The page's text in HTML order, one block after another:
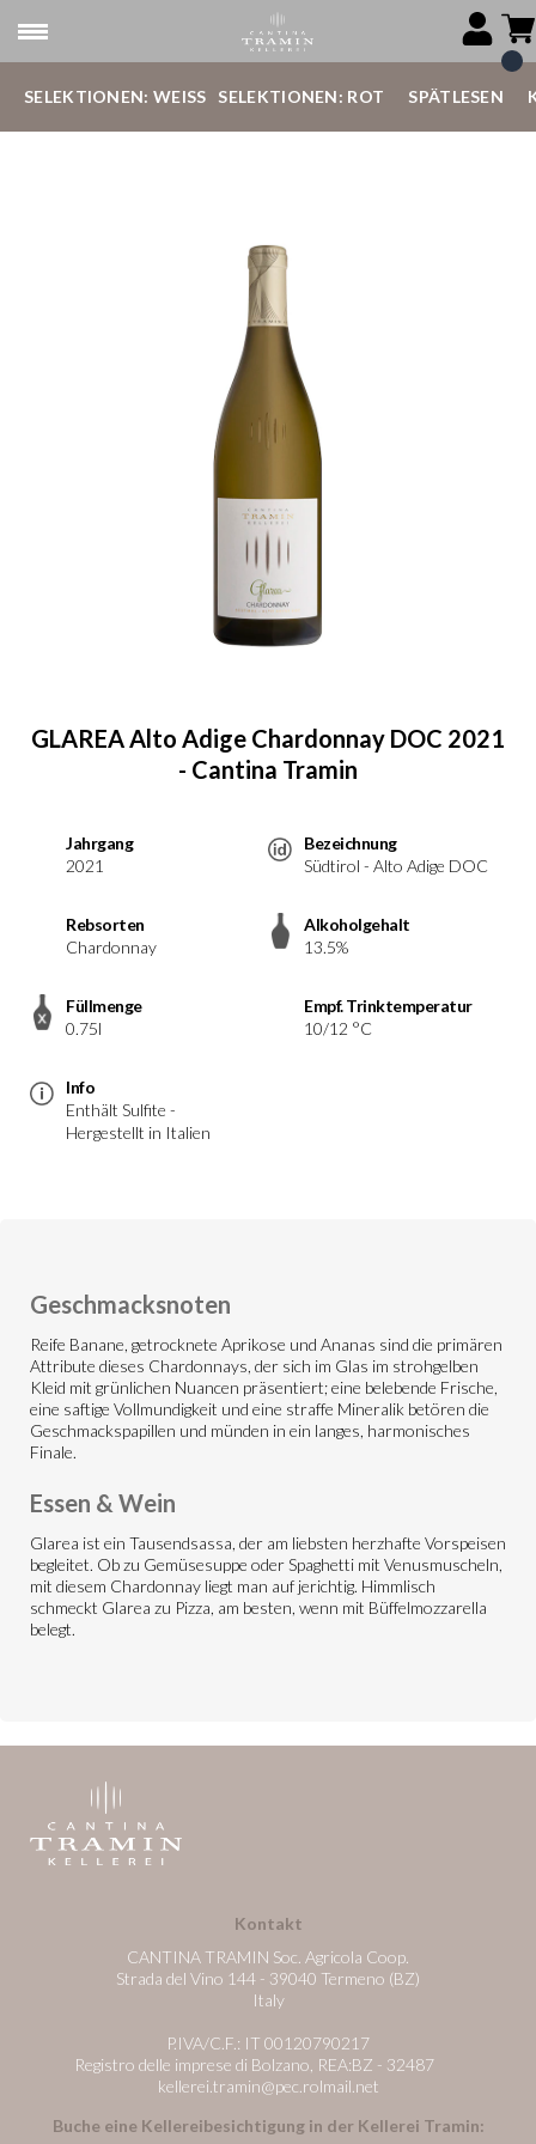
SELEKTIONEN: WEISS SELEKTIONEN: ROT SPÄTLESEN
GLAREA Alto Adige Chardonnay DOC 2021
- Cantina Tramin
Jahrgang
2021
Bezeichnung
Südtirol - Alto Adige DOC
Rebsorten
Chardonnay
Alkoholgehalt
13.5%
Füllmenge
0.75l
Empf. Trinktemperatur
10/12 °C
Info
Enthält Sulfite -
Hergestellt in Italien
Geschmacksnoten
Reife Banane, getrocknete Aprikose und Ananas sind die primären
Attribute dieses Chardonnays, der sich im Glas im strohgelben
Kleid mit grünlichen Nuancen präsentiert; eine belebende Frische,
eine saftige Vollmundigkeit und eine straffe Mineralik betören die
Geschmackspapillen und münden in ein langes, harmonisches
Finale.
Essen & Wein
Glarea ist ein Tausendsassa, der am liebsten herzhafte Vorspeisen
begleitet. Ob zu Gemüsesuppe oder Spaghetti mit Venusmuscheln,
mit diesem Chardonnay liegt man auf jerichtig. Himmlisch
schmeckt Glarea zu Pizza, am besten, wenn mit Büffelmozzarella
belegt.
Kontakt
CANTINA TRAMIN Soc. Agricola Coop.
Strada del Vino 144 - 39040 Termeno (BZ)
Italy
P.IVA/C.F.: IT 00120790217
Registro delle imprese di Bolzano, REA:BZ - 32487
kellerei.tramin@pec.rolmail.net
Buche eine Kellereibesichtigung in der Kellerei Tramin: